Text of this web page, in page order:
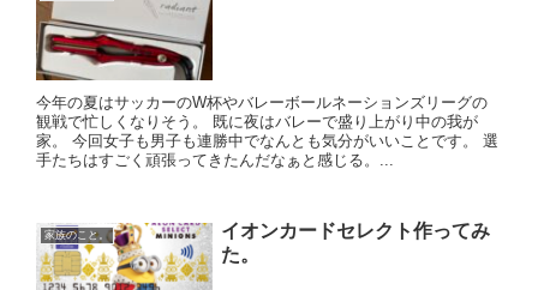
今年の夏はサッカーのW杯やバレーボールネーションズリーグの
観戦で忙しくなりそう。 既に夜はバレーで盛り上がり中の我が
家。 今回女子も男子も連勝中でなんとも気分がいいことです。 選
手たちはすごく頑張ってきたんだなぁと感じる。...
家族のこと。
イオンカードセレクト作ってみ
た。